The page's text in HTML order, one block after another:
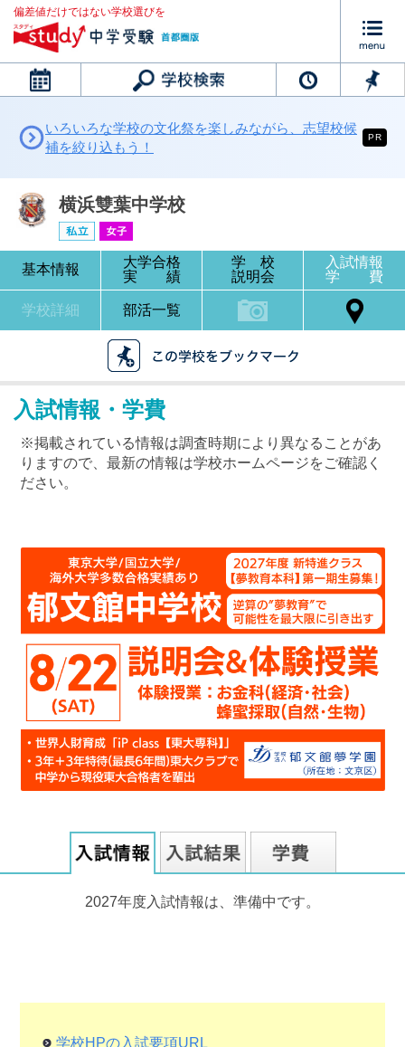
偏差値だけではない学校選びを
カレンダー
横浜雙葉中学校
ブックマークした学校
ブックマークした学校はありません
いろいろな学校の文化祭を楽しみながら、志望校候
補を絞り込もう！
PR
横浜雙葉中学校
基本情報
大学合格
実 績
学 校
説明会
入試情報
学 費
学校詳細 部活一覧
入試情報・学費
※掲載されている情報は調査時期により異なることがあ
りますので、最新の情報は学校ホームページをご確認く
ださい。
2027年度入試情報は、準備中です。
学校HPの入試要項URL